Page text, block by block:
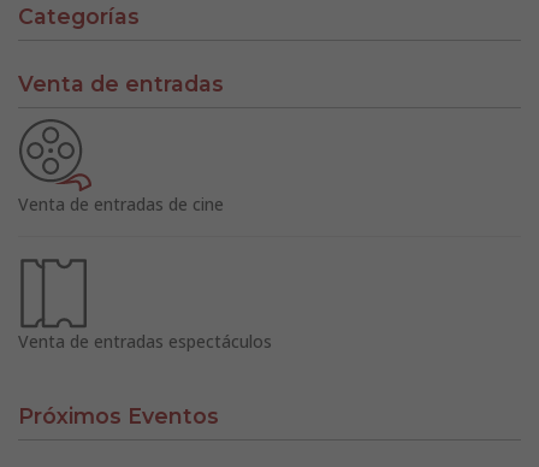
Categorías
Venta de entradas
Venta de entradas de cine
Venta de entradas espectáculos
Próximos Eventos